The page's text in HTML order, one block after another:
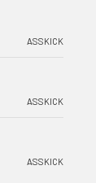
ASSKICK
ASSKICK
ASSKICK